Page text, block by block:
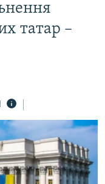
татар –